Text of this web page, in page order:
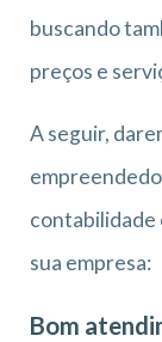
buscando
preços e
A seguir,
contabilidade
sua empresa:
Bom